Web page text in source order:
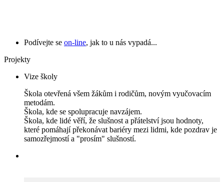
Podívejte se on-line, jak to u nás vypadá...
Projekty
Vize školy
Škola otevřená všem žákům i rodičům, novým vyučovacím
metodám.
Škola, kde se spolupracuje navzájem.
Škola, kde lidé věří, že slušnost a přátelství jsou hodnoty,
které pomáhají překonávat bariéry mezi lidmi, kde pozdrav je
samozřejmostí a "prosím" slušností.